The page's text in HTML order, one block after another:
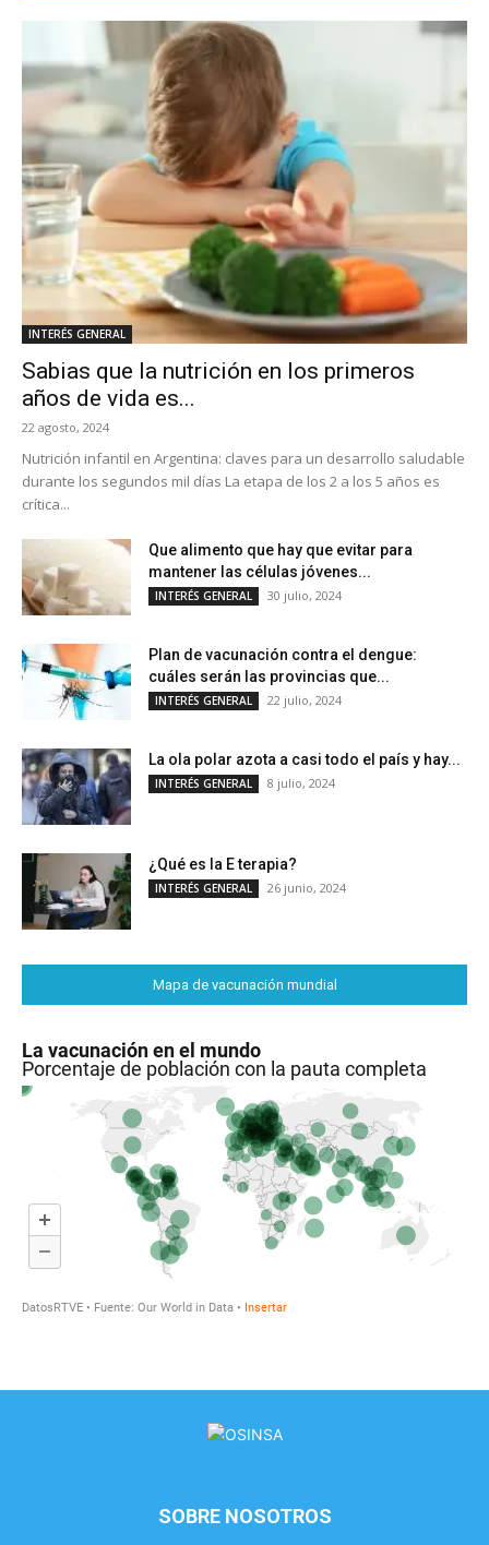
INTERÉS GENERAL
Sabias que la nutrición en los primeros
años de vida es...
22 agosto, 2024
Nutrición infantil en Argentina: claves para un desarrollo saludable
durante los segundos mil días La etapa de los 2 a los 5 años es
crítica...
Que alimento que hay que evitar para
mantener las células jóvenes...
INTERÉS GENERAL 30 julio, 2024
Plan de vacunación contra el dengue:
cuáles serán las provincias que...
INTERÉS GENERAL 22 julio, 2024
La ola polar azota a casi todo el país y hay...
INTERÉS GENERAL 8 julio, 2024
¿Qué es la E terapia?
INTERÉS GENERAL 26 junio, 2024
Mapa de vacunación mundial
SOBRE NOSOTROS